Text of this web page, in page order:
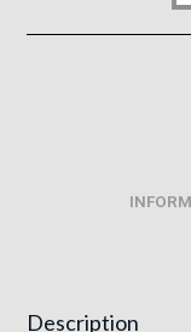
Description